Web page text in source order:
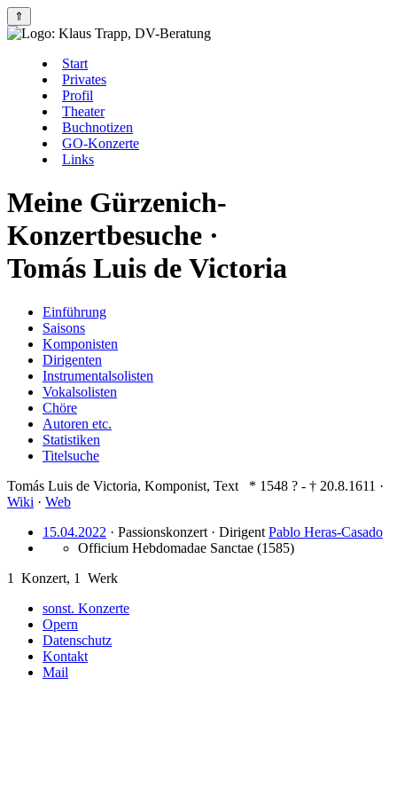
⇑
Start
Privates
Profil
Theater
Buchnotizen
GO-Konzerte
Links
Meine Gürzenich-
Konzertbesuche ·
Tomás Luis de Victoria
Einführung
Saisons
Komponisten
Dirigenten
Instrumentalsolisten
Vokalsolisten
Chöre
Autoren etc.
Statistiken
Titelsuche
Tomás Luis de Victoria, Komponist, Text * 1548 ? - † 20.8.1611 ·
Wiki · Web
15.04.2022 · Passionskonzert · Dirigent Pablo Heras-Casado
Officium Hebdomadae Sanctae (1585)
1
Konzert, 1
Werk
sonst. Konzerte
Opern
Datenschutz
Kontakt
Mail